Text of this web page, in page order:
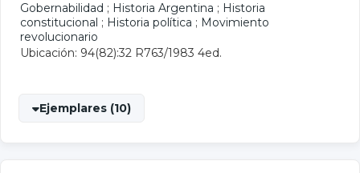
Gobernabilidad ; Historia Argentina ; Historia
constitucional ; Historia política ; Movimiento
revolucionario
Ubicación: 94(82):32 R763/1983 4ed.
Ejemplares (10)